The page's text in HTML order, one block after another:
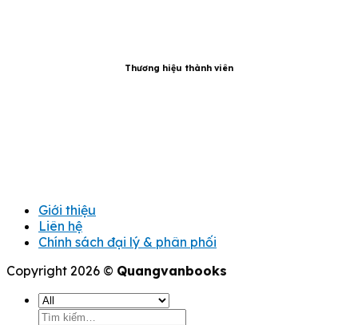
Thương hiệu thành viên
Giới thiệu
Liên hệ
Chính sách đại lý & phân phối
Copyright 2026 © Quangvanbooks
Tìm